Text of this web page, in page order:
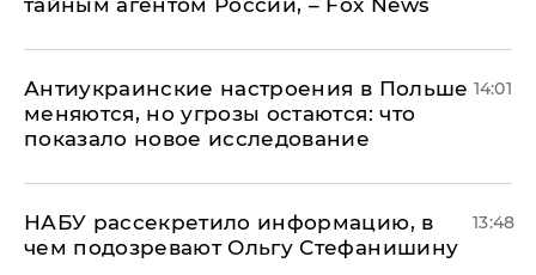
тайным агентом России, – Fox News
Антиукраинские настроения в Польше
меняются, но угрозы остаются: что
показало новое исследование
14:01
НАБУ рассекретило информацию, в
чем подозревают Ольгу Стефанишину
13:48